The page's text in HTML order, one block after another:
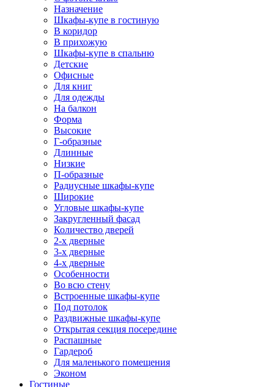
Назначение
Шкафы-купе в гостиную
В коридор
В прихожую
Шкафы-купе в спальню
Детские
Офисные
Для книг
Для одежды
На балкон
Форма
Высокие
Г-образные
Длинные
Низкие
П-образные
Радиусные шкафы-купе
Широкие
Угловые шкафы-купе
Закругленный фасад
Количество дверей
2-х дверные
3-х дверные
4-х дверные
Особенности
Во всю стену
Встроенные шкафы-купе
Под потолок
Раздвижные шкафы-купе
Открытая секция посередине
Распашные
Гардероб
Для маленького помещения
Эконом
Гостиные